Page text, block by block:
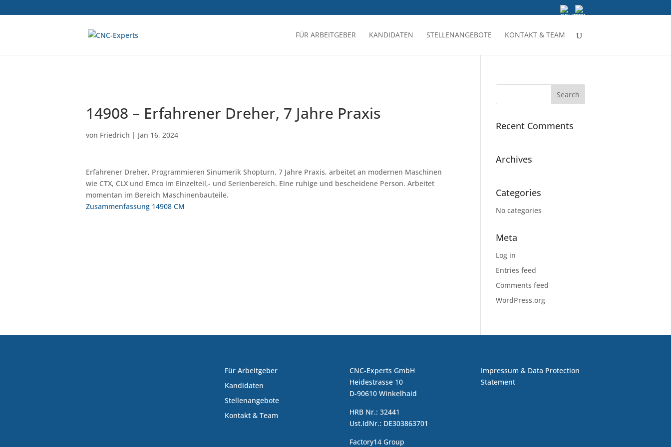
FÜR ARBEITGEBER KANDIDATEN STELLENANGEBOTE KONTAKT & TEAM
14908 – Erfahrener Dreher, 7 Jahre Praxis
von Friedrich | Jan 16, 2024
Erfahrener Dreher, Programmieren Sinumerik Shopturn, 7 Jahre Praxis, arbeitet an modernen Maschinen
wie CTX, CLX und Emco im Einzelteil,- und Serienbereich. Eine ruhige und bescheidene Person. Arbeitet
momentan im Bereich Maschinenbauteile.
Zusammenfassung 14908 CM
Recent Comments
Archives
Categories
No categories
Meta
Log in
Entries feed
Comments feed
WordPress.org
Für Arbeitgeber
Kandidaten
Stellenangebote
Kontakt & Team
CNC-Experts GmbH
Heidestrasse 10
D-90610 Winkelhaid
HRB Nr.: 32441
Ust.IdNr.: DE303863701
Factory14 Group
Impressum & Data Protection
Statement